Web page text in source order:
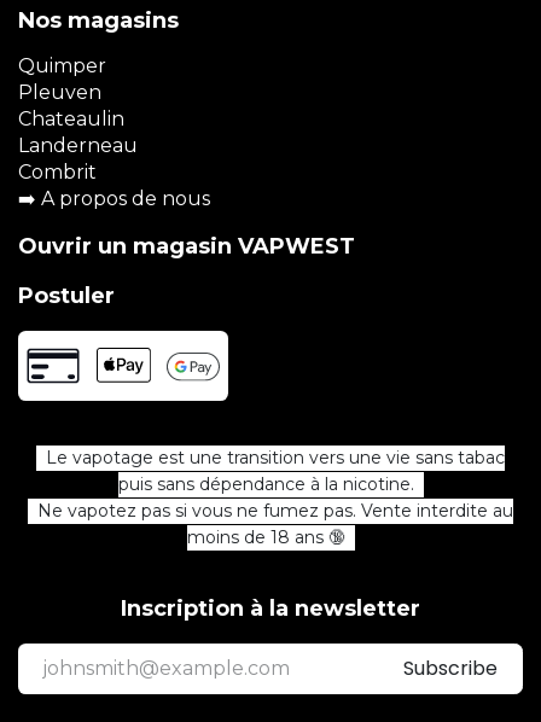
Nos magasins
Quimper
Pleuven
Chateaulin
Landerneau
Combrit
➡️ A propos de nous
Ouvrir un magasin VAPWEST
Postuler
Le vapotage est une transition vers une vie sans tabac
puis sans dépendance à la nicotine.
Ne vapotez pas si vous ne fumez pas. Vente interdite au
moins de 18 ans 🔞
Inscription à la newsletter
Subscribe